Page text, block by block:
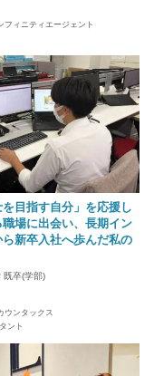
フィニティエージェント
を目指す自分」を応援し
場に出会い、長期イン
ら新卒入社へ歩んだ私の
既卒(学部)
ウンタックス
ント